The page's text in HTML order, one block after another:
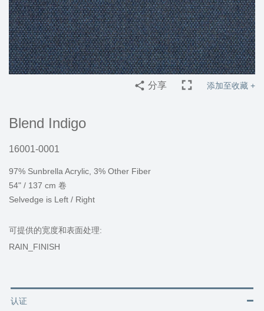
分享 添加至收藏 +
Blend Indigo
16001-0001
97% Sunbrella Acrylic, 3% Other Fiber
54" / 137 cm 卷
Selvedge is Left / Right
可提供的宽度和表面处理:
RAIN_FINISH
认证